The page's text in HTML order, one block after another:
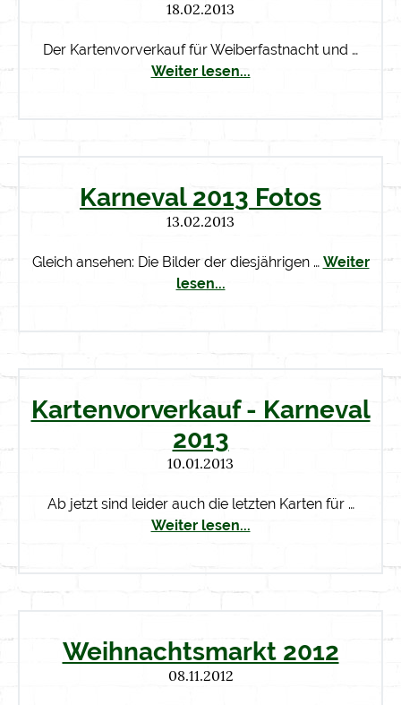
18.02.2013
Der Kartenvorverkauf für Weiberfastnacht und …
Weiter lesen...
Karneval 2013 Fotos
13.02.2013
Gleich ansehen: Die Bilder der diesjährigen … Weiter
lesen...
Kartenvorverkauf - Karneval
2013
10.01.2013
Ab jetzt sind leider auch die letzten Karten für …
Weiter lesen...
Weihnachtsmarkt 2012
08.11.2012